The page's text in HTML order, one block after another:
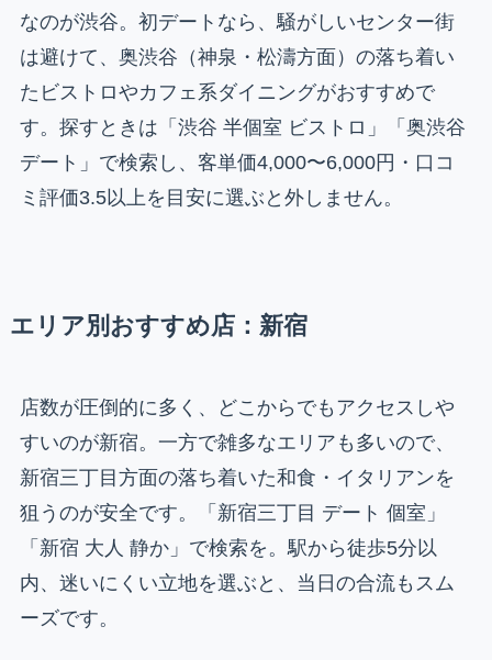
なのが渋谷。初デートなら、騒がしいセンター街
は避けて、奥渋谷（神泉・松濤方面）の落ち着い
たビストロやカフェ系ダイニングがおすすめで
す。探すときは「渋谷 半個室 ビストロ」「奥渋谷
デート」で検索し、客単価4,000〜6,000円・口コ
ミ評価3.5以上を目安に選ぶと外しません。
エリア別おすすめ店：新宿
店数が圧倒的に多く、どこからでもアクセスしや
すいのが新宿。一方で雑多なエリアも多いので、
新宿三丁目方面の落ち着いた和食・イタリアンを
狙うのが安全です。「新宿三丁目 デート 個室」
「新宿 大人 静か」で検索を。駅から徒歩5分以
内、迷いにくい立地を選ぶと、当日の合流もスム
ーズです。